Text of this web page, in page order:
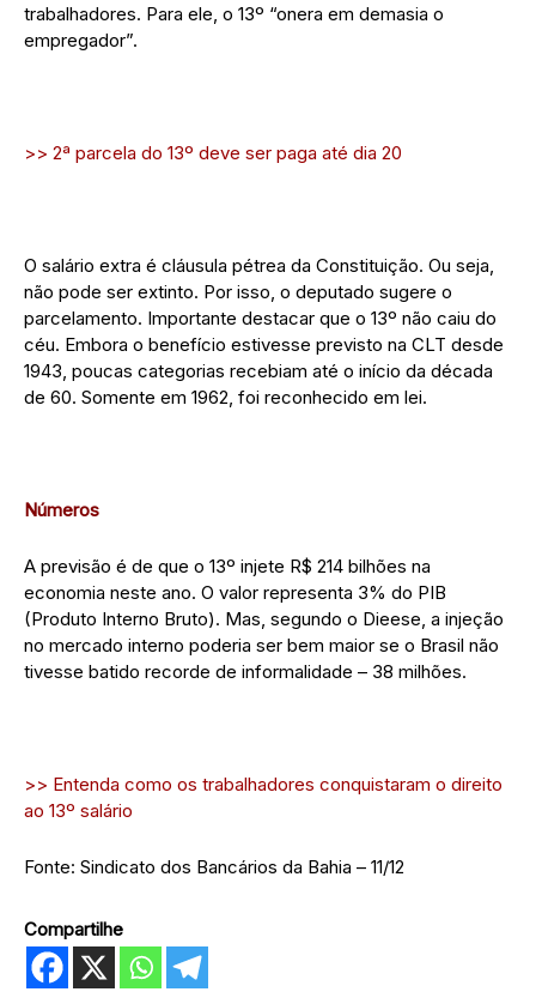
trabalhadores. Para ele, o 13º “onera em demasia o
empregador”.
>> 2ª parcela do 13º deve ser paga até dia 20
O salário extra é cláusula pétrea da Constituição. Ou seja,
não pode ser extinto. Por isso, o deputado sugere o
parcelamento. Importante destacar que o 13º não caiu do
céu. Embora o benefício estivesse previsto na CLT desde
1943, poucas categorias recebiam até o início da década
de 60. Somente em 1962, foi reconhecido em lei.
Números
A previsão é de que o 13º injete R$ 214 bilhões na
economia neste ano. O valor representa 3% do PIB
(Produto Interno Bruto). Mas, segundo o Dieese, a injeção
no mercado interno poderia ser bem maior se o Brasil não
tivesse batido recorde de informalidade – 38 milhões.
>> Entenda como os trabalhadores conquistaram o direito
ao 13º salário
Fonte: Sindicato dos Bancários da Bahia – 11/12
Compartilhe